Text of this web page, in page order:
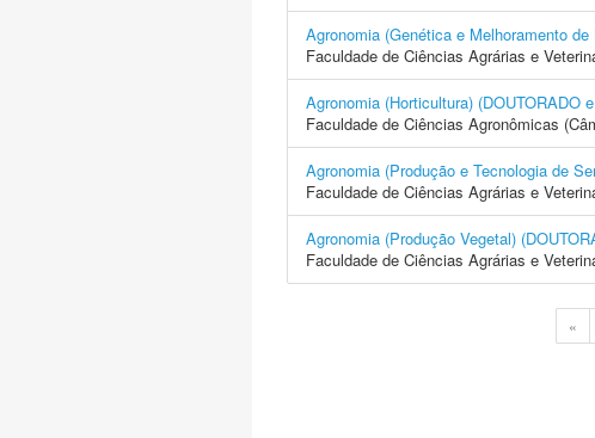
Agronomia (Genética e Melhoramento
Faculdade de Ciências Agrárias e
Agronomia (Horticultura) (DOUTORADO
Faculdade de Ciências Agronômicas
Agronomia (Produção e Tecnologia de
Faculdade de Ciências Agrárias e
Agronomia (Produção Vegetal)
Faculdade de Ciências Agrárias e
«